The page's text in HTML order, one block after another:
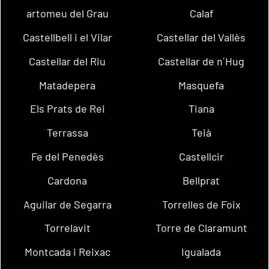
artomeu del Grau
Calaf
Castellbell i el Vilar
Castellar del Vallès
Castellar del Riu
Castellar de n´Hug
Matadepera
Masquefa
Els Prats de Rei
Tiana
Terrassa
Teià
Fe del Penedès
Castellcir
Cardona
Bellprat
Aguilar de Segarra
Torrelles de Foix
Torrelavit
Torre de Claramunt
Montcada i Reixac
Igualada